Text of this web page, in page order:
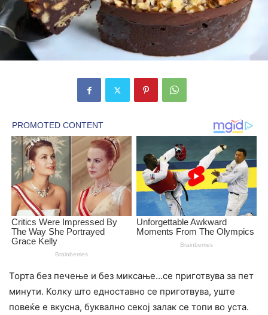
Торта без печење и без миксање…се приготвува за пет
минути. Колку што едноставно се приготвува, уште
повеќе е вкусна, буквално секој залак се топи во уста.